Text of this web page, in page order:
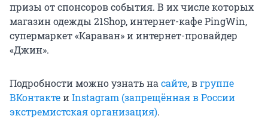
призы от спонсоров события. В их числе которых
магазин одежды 21Shop, интернет-кафе PingWin,
супермаркет «Караван» и интернет-провайдер
«Джин».
Подробности можно узнать на сайте, вгруппе
ВКонтактеиInstagram (запрещённая в России
экстремистская организация).